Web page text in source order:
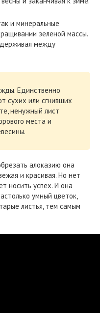
и минеральные
зеленой массы.
между
Единственно
сухих или сгнивших
ненужный лист
места и
алоказию она
и красивая. Но нет
носить успех. И она
умный цветок,
листья, тем самым